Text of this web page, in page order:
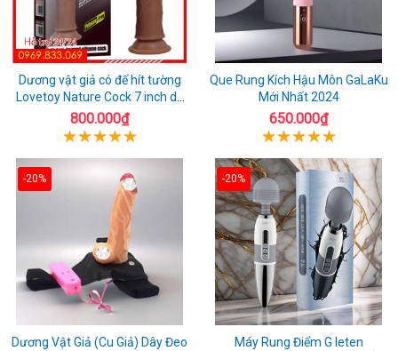
Dương vật giả có đế hít tường
Lovetoy Nature Cock 7 inch da
đen
800.000₫
Que Rung Kích Hậu Môn GaLaKu
Mới Nhất 2024
650.000₫
-20%
Dương Vật Giả (Cu Giả) Dây Đeo
-20%
Máy Rung Điểm G leten